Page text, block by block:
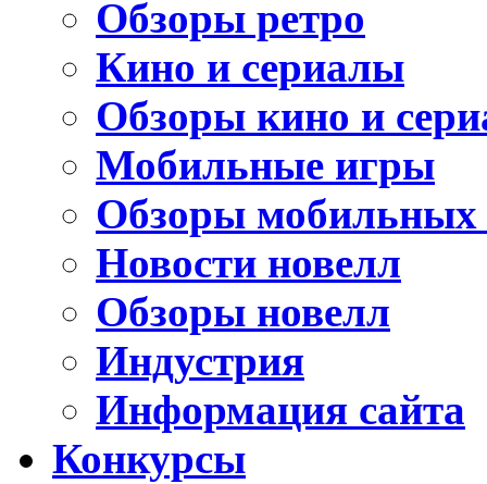
Обзоры ретро
Кино и сериалы
Обзоры кино и
Мобильные игры
Обзоры мобильных
Новости новелл
Обзоры новелл
Индустрия
Информация сайта
Конкурсы